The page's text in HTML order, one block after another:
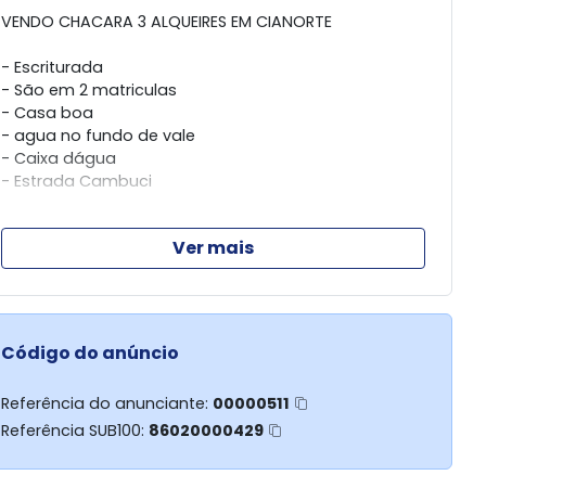
VENDO CHACARA 3 ALQUEIRES EM CIANORTE
- Escriturada
- São em 2 matriculas
- Casa boa
- agua no fundo de vale
- Caixa dágua
- Estrada Cambuci
Tratar : Takeshi Creci 13.494 (44) 99128 -2345
Grupo imobiliario KAK (44) 98803 - 4531
Ver mais
Código do anúncio
Referência do anunciante: 00000511
Referência SUB100: 86020000429